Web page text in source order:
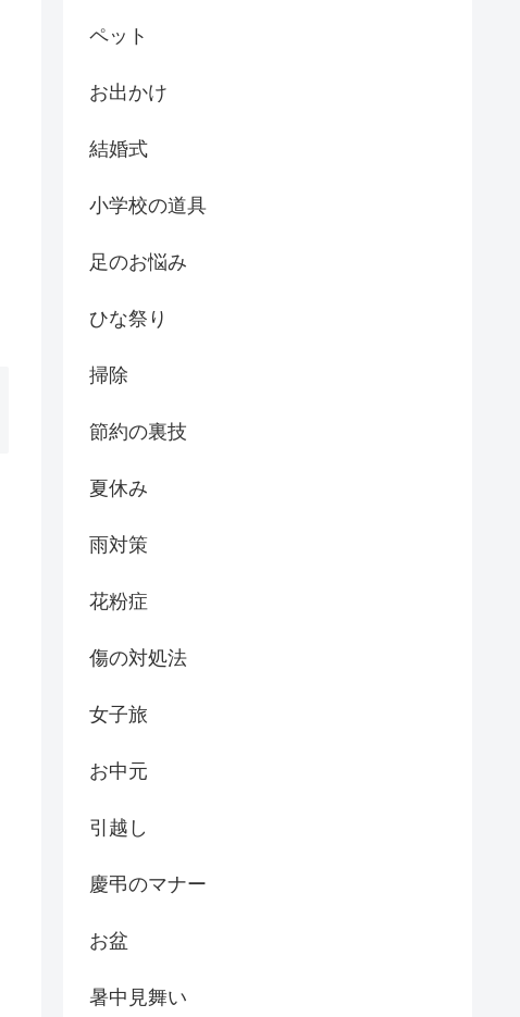
ペット
お出かけ
結婚式
小学校の道具
足のお悩み
ひな祭り
掃除
節約の裏技
夏休み
雨対策
花粉症
傷の対処法
女子旅
お中元
引越し
慶弔のマナー
お盆
暑中見舞い